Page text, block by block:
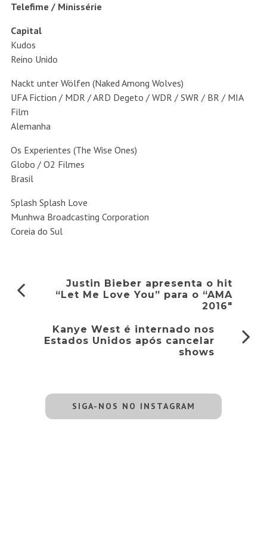
Telefime / Minissérie
Capital
Kudos
Reino Unido
Nackt unter Wölfen (Naked Among Wolves)
UFA Fiction / MDR / ARD Degeto / WDR / SWR / BR / MIA
Film
Alemanha
Os Experientes (The Wise Ones)
Globo / O2 Filmes
Brasil
Splash Splash Love
Munhwa Broadcasting Corporation
Coreia do Sul
Justin Bieber apresenta o hit
“Let Me Love You” para o “AMA
2016″
Kanye West é internado nos
Estados Unidos após cancelar
shows
SIGA-NOS NO INSTAGRAM